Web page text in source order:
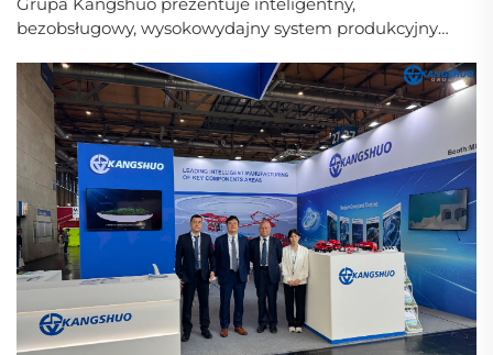
bezobsługowy, wysokowydajny system produkcyjny
Wykorzystujący podejmowanie decyzji oparte na
sztucznej inteligencji oraz działanie w trybie
„bezświatłowym” („ciemna fabryka”), system ten
definiuje ponownie masową produkcję w przemyśle
odlewniczym.